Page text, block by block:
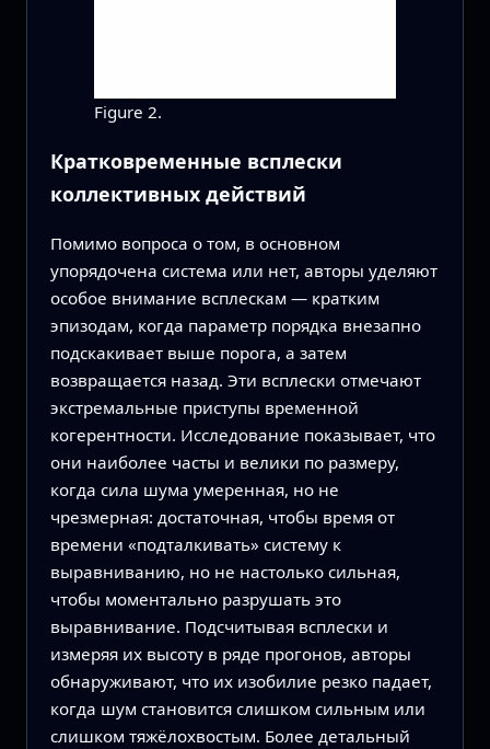
Figure 2.
Кратковременные всплески
коллективных действий
Помимо вопроса о том, в основном
упорядочена система или нет, авторы уделяют
особое внимание всплескам — кратким
эпизодам, когда параметр порядка внезапно
подскакивает выше порога, а затем
возвращается назад. Эти всплески отмечают
экстремальные приступы временной
когерентности. Исследование показывает, что
они наиболее часты и велики по размеру,
когда сила шума умеренная, но не
чрезмерная: достаточная, чтобы время от
времени «подталкивать» систему к
выравниванию, но не настолько сильная,
чтобы моментально разрушать это
выравнивание. Подсчитывая всплески и
измеряя их высоту в ряде прогонов, авторы
обнаруживают, что их изобилие резко падает,
когда шум становится слишком сильным или
слишком тяжёлохвостым. Более детальный